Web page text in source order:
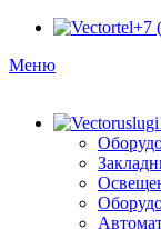
+7
Меню